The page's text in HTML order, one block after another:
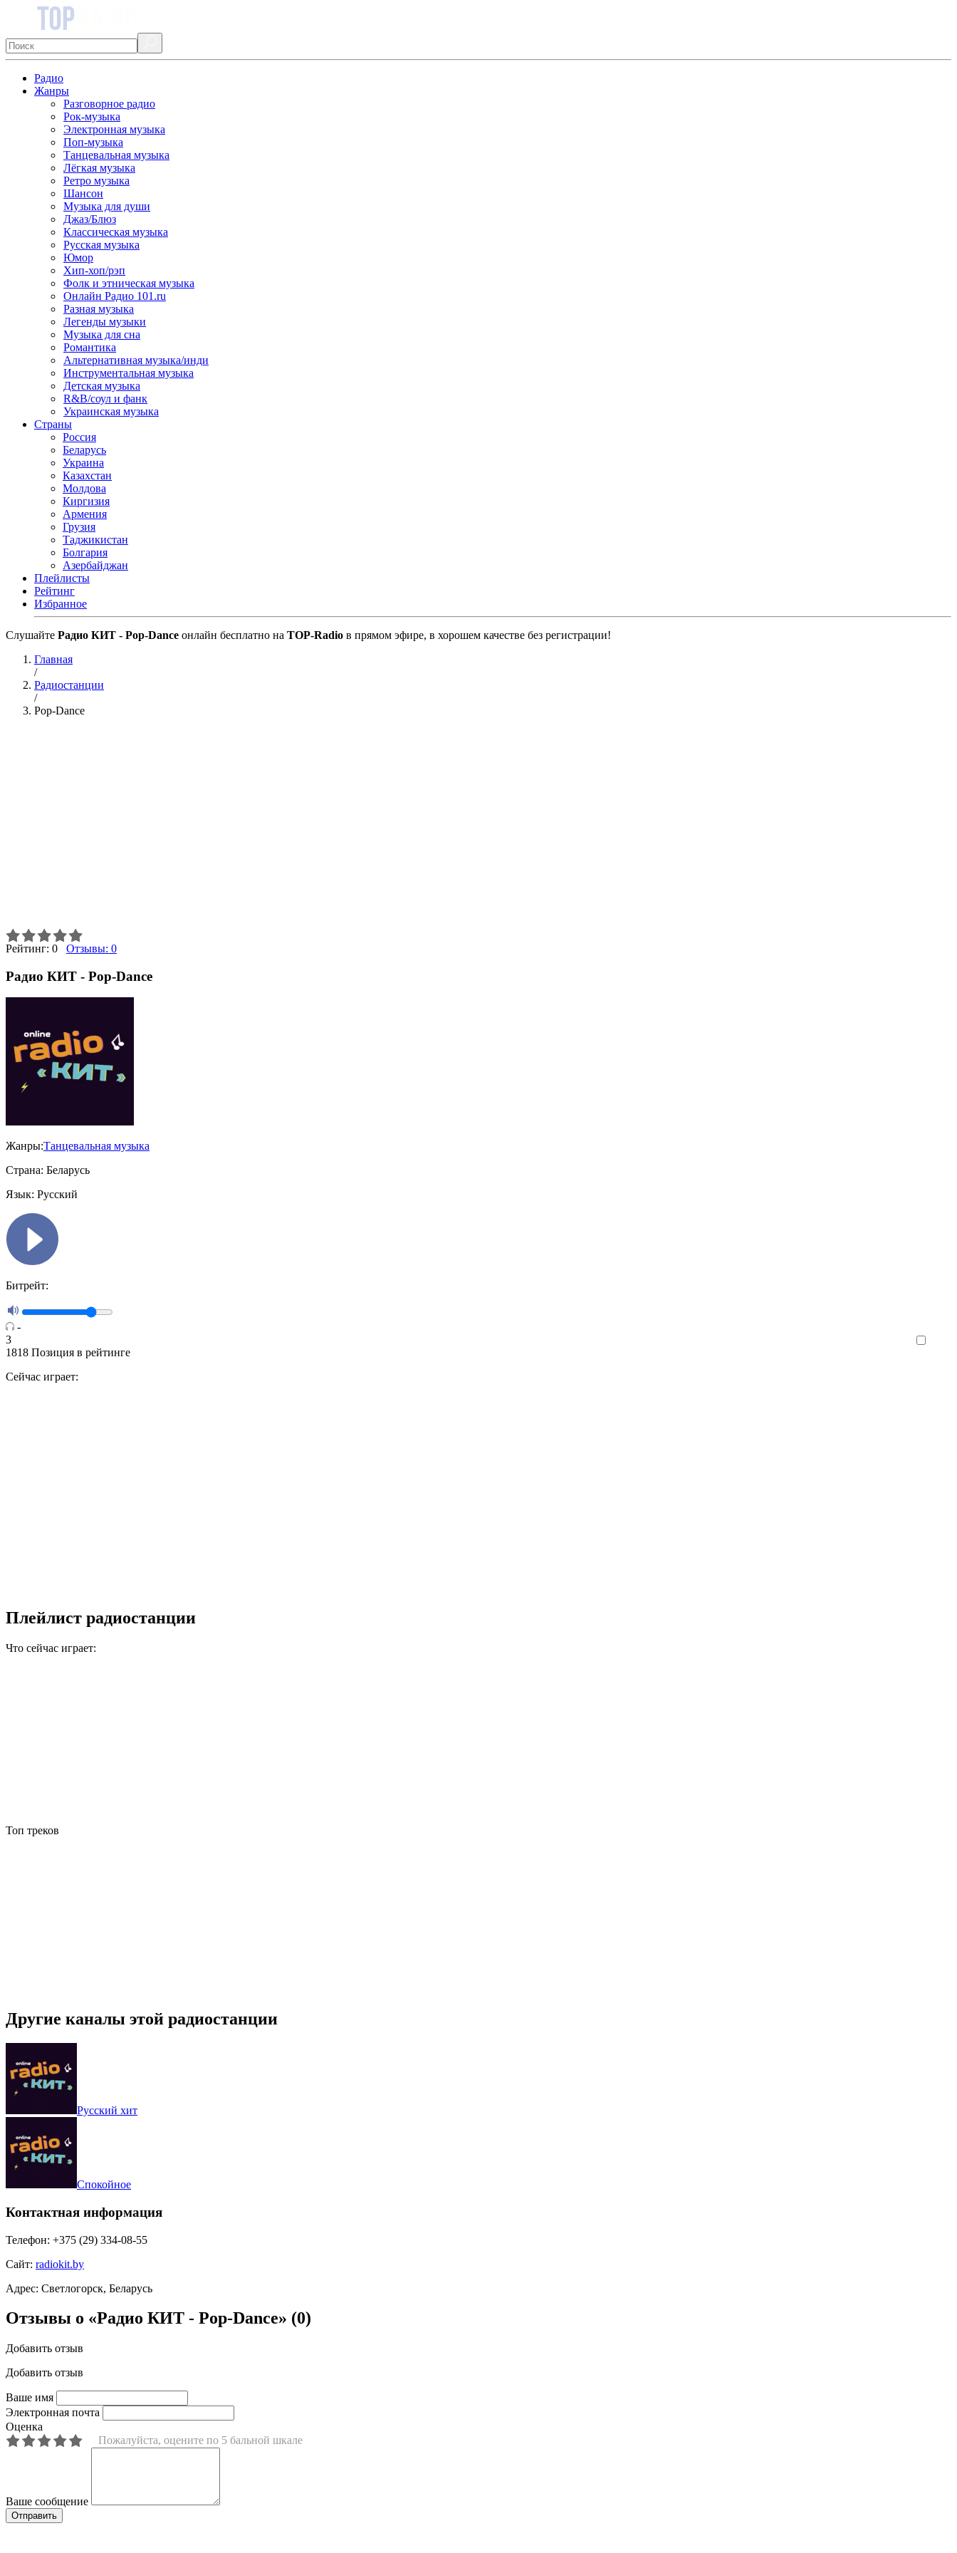
Радио
Жанры
Разговорное радио
Рок-музыка
Электронная музыка
Поп-музыка
Танцевальная музыка
Лёгкая музыка
Ретро музыка
Шансон
Музыка для души
Джаз/Блюз
Классическая музыка
Русская музыка
Юмор
Хип-хоп/рэп
Фолк и этническая музыка
Онлайн Радио 101.ru
Разная музыка
Легенды музыки
Музыка для сна
Романтика
Альтернативная музыка/инди
Инструментальная музыка
Детская музыка
R&B/cоул и фанк
Украинская музыка
Страны
Россия
Беларусь
Украина
Казахстан
Молдова
Киргизия
Армения
Грузия
Таджикистан
Болгария
Азербайджан
Плейлисты
Рейтинг
Избранное
Cлушайте Радио КИТ - Pop-Dance онлайн бесплатно на TOP-Radio в прямом эфире, в хорошем качестве без регистрации!
Главная
/
Радиостанции
/
Pop-Dance
Рейтинг: 0 Отзывы: 0
Радио КИТ - Pop-Dance
Жанры:Танцевальная музыка
Страна: Беларусь
Язык: Русский
Битрейт:
-
3
1818 Позиция в рейтинге
Сейчас играет:
Плейлист радиостанции
Что сейчас играет:
Топ треков
Другие каналы этой радиостанции
Русский хит
Спокойное
Контактная информация
Телефон: +375 (29) 334-08-55
Сайт: radiokit.by
Адрес: Светлогорск, Беларусь
Отзывы о «Радио КИТ - Pop-Dance» (0)
Добавить отзыв
Добавить отзыв
Ваше имя
Электронная почта
Оценка
Пожалуйста, оцените по 5 бальной шкале
Ваше сообщение